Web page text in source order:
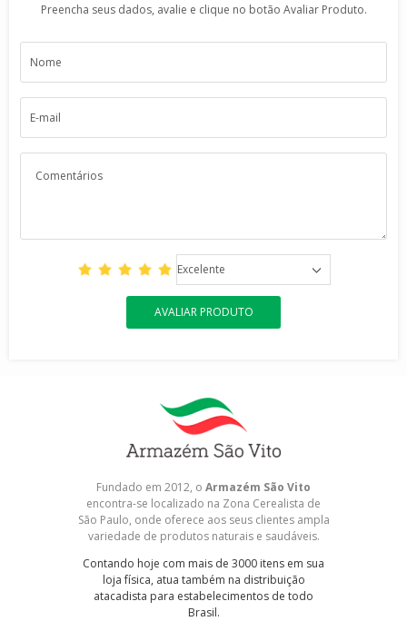
Preencha seus dados, avalie e clique no botão Avaliar Produto.
Excelente
AVALIAR PRODUTO
Fundado em 2012, o Armazém São Vito
encontra-se localizado na Zona Cerealista de
São Paulo, onde oferece aos seus clientes ampla
variedade de produtos naturais e saudáveis.
Contando hoje com mais de 3000 itens em sua
loja física, atua também na distribuição
atacadista para estabelecimentos de todo
Brasil.